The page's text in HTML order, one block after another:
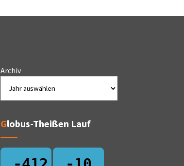
Archiv
Globus-Theißen Lauf